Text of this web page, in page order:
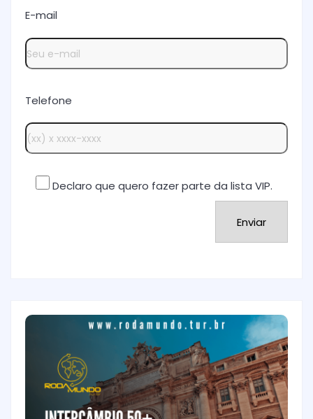
E-mail
Telefone
Declaro que quero fazer parte da lista VIP.